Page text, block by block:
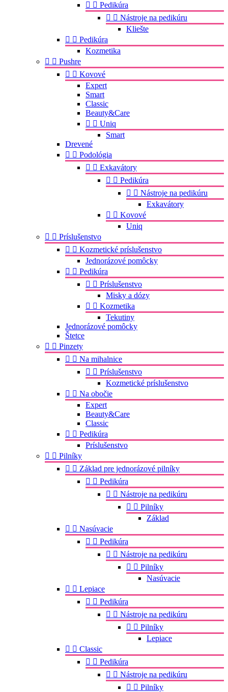
  Pedikúra
  Nástroje na pedikúru
Kliešte
  Pedikúra
Kozmetika
  Pushre
  Kovové
Expert
Smart
Classic
Beauty&Care
  Uniq
Smart
Drevené
  Podológia
  Exkavátory
  Pedikúra
  Nástroje na pedikúru
Exkavátory
  Kovové
Uniq
  Príslušenstvo
  Kozmetické príslušenstvo
Jednorázové pomôcky
  Pedikúra
  Príslušenstvo
Misky a dózy
  Kozmetika
Tekutiny
Jednorázové pomôcky
Štetce
  Pinzety
  Na mihalnice
  Príslušenstvo
Kozmetické príslušenstvo
  Na obočie
Expert
Beauty&Care
Classic
  Pedikúra
Príslušenstvo
  Pilníky
  Základ pre jednorázové pilníky
  Pedikúra
  Nástroje na pedikúru
  Pilníky
Základ
  Nasúvacie
  Pedikúra
  Nástroje na pedikúru
  Pilníky
Nasúvacie
  Lepiace
  Pedikúra
  Nástroje na pedikúru
  Pilníky
Lepiace
  Classic
  Pedikúra
  Nástroje na pedikúru
  Pilníky